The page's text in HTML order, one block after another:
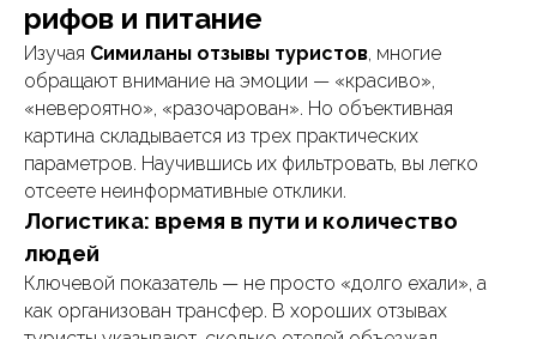
рифов и питание
Изучая Симиланы отзывы туристов, многие
обращают внимание на эмоции — «красиво»,
«невероятно», «разочарован». Но объективная
картина складывается из трех практических
параметров. Научившись их фильтровать, вы легко
отсеете неинформативные отклики.
Логистика: время в пути и количество
людей
Ключевой показатель — не просто «долго ехали», а
как организован трансфер. В хороших отзывах